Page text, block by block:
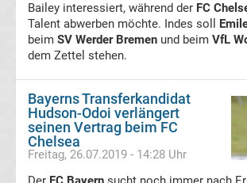
A
Süper
Lig
Bailey interessiert, während der FC
Talent abwerben möchte. Indes soll
beim SV Werder Bremen und beim VfL
dem Zettel stehen.
Bayerns Transferkandidat
Hudson-Odoi verlängert
seinen Vertrag beim FC
Chelsea
Freitag, 26.07.2019 - 14:28 Uhr